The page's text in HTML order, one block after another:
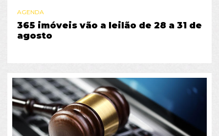
AGENDA
365 imóveis vão a leilão de 28 a 31 de
agosto